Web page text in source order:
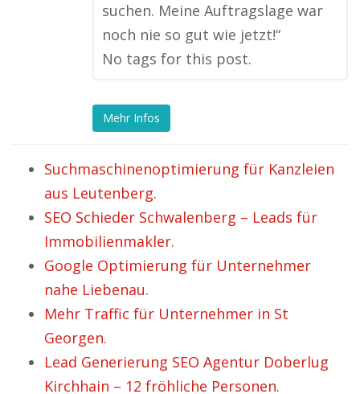
suchen. Meine Auftragslage war
noch nie so gut wie jetzt!“
No tags for this post.
Mehr Infos
Suchmaschinenoptimierung für Kanzleien
aus Leutenberg.
SEO Schieder Schwalenberg – Leads für
Immobilienmakler.
Google Optimierung für Unternehmer
nahe Liebenau.
Mehr Traffic für Unternehmer in St
Georgen.
Lead Generierung SEO Agentur Doberlug
Kirchhain – 12 fröhliche Personen.